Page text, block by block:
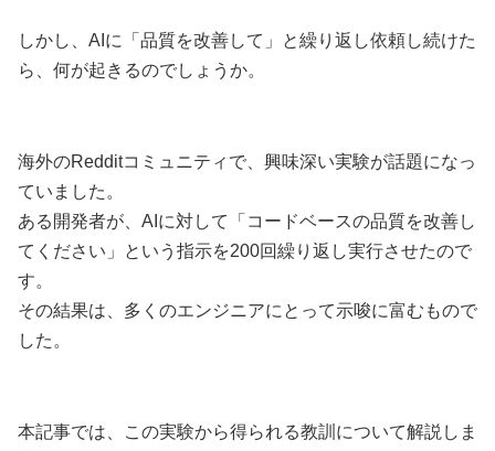
しかし、AIに「品質を改善して」と繰り返し依頼し続けた
ら、何が起きるのでしょうか。
海外のRedditコミュニティで、興味深い実験が話題になっ
ていました。
ある開発者が、AIに対して「コードベースの品質を改善し
てください」という指示を200回繰り返し実行させたので
す。
その結果は、多くのエンジニアにとって示唆に富むもので
した。
本記事では、この実験から得られる教訓について解説しま